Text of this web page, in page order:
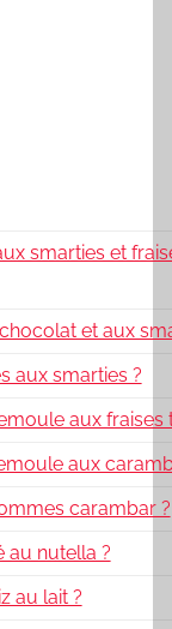
smarties et
et aux
aux smarties ?
aux fraises
aux
carambar ?
au nutella ?
au lait ?